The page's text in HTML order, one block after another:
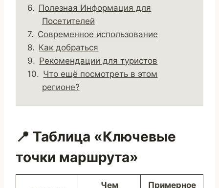
Полезная Информация для
Посетителей
Современное использование
Как добраться
Рекомендации для туристов
Что ещё посмотреть в этом
регионе?
📍 Таблица «Ключевые
точки маршрута»
Чем
Примерное